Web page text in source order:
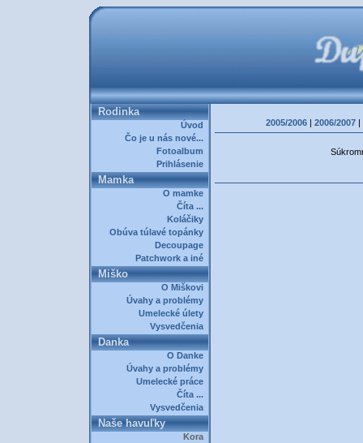
Rodinka
Úvod
Čo je u nás nové...
Fotoalbum
Prihlásenie
Mamka
O mamke
Číta ...
Koláčiky
Obúva túlavé topánky
Decoupage
Patchwork a iné
Miško
O Miškovi
Úvahy a problémy
Umelecké úlety
Vysvedčenia
Danka
O Danke
Úvahy a problémy
Umelecké práce
Číta ...
Vysvedčenia
Naše havuľky
Kora
2005/2006 | 2006/2007 |